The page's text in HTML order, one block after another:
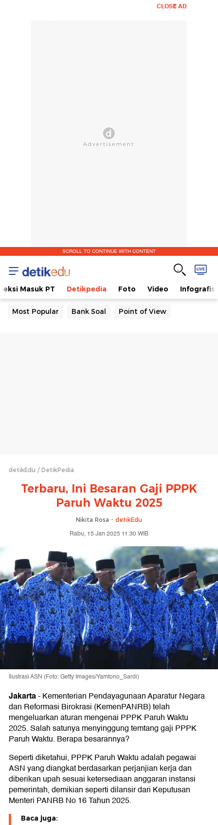
CLOSE AD
SCROLL TO CONTINUE WITH CONTENT
Masuk PT Detikpedia Foto Video Infografis
Most Popular Bank Soal Point of View
detikEdu DetikPedia
Terbaru, Ini Besaran Gaji PPPK
Paruh Waktu 2025
Nikita Rosa - detikEdu
Rabu, 15 Jan 2025 11:30 WIB
Ilustrasi ASN (Foto: Getty Images/Yamtono_Sardi)
Jakarta-Kementerian Pendayagunaan Aparatur Negara
dan Reformasi Birokrasi (KemenPANRB) telah
mengeluarkan aturan mengenai PPPK Paruh Waktu
2025. Salah satunya menyinggung temtang gaji PPPK
Paruh Waktu. Berapa besarannya?
Seperti diketahui, PPPK Paruh Waktu adalah pegawai
ASN yang diangkat berdasarkan perjanjian kerja dan
diberikan upah sesuai ketersediaan anggaran instansi
pemerintah, demikian seperti dilansir dari Keputusan
Menteri PANRB No 16 Tahun 2025.
Baca juga: